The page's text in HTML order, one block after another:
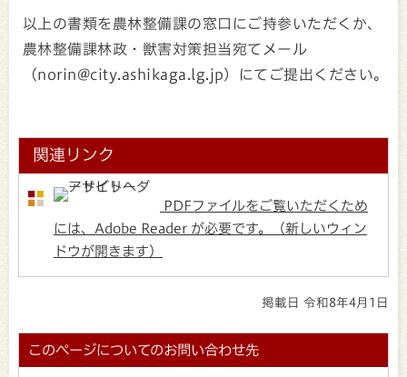
以上の書類を農林整備課の窓口にご持参いただくか、
農林整備課林政・獣害対策担当宛てメール
（norin@city.ashikaga.lg.jp）にてご提出ください。
関連リンク
PDFファイルをご覧いただくため
には、Adobe Reader が必要です。（新しいウィン
ドウが開きます）
掲載日 令和8年4月1日
このページについてのお問い合わせ先